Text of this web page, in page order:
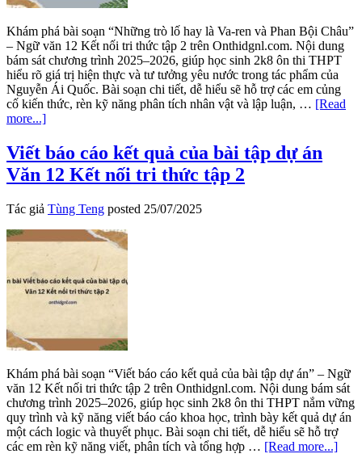
Khám phá bài soạn “Những trò lố hay là Va-ren và Phan Bội Châu”
– Ngữ văn 12 Kết nối tri thức tập 2 trên Onthidgnl.com. Nội dung
bám sát chương trình 2025–2026, giúp học sinh 2k8 ôn thi THPT
hiểu rõ giá trị hiện thực và tư tưởng yêu nước trong tác phẩm của
Nguyễn Ái Quốc. Bài soạn chi tiết, dễ hiểu sẽ hỗ trợ các em củng
cố kiến thức, rèn kỹ năng phân tích nhân vật và lập luận, … [Read
more...]about
bài
Những
trò
hay
là
Va-
Phan
Bội
Châu
12
KNTT
2
Viết báo cáo kết quả của bài tập dự án
Văn 12 Kết nối tri thức tập 2
Tác giả Tùng Teng posted 25/07/2025
Khám phá bài soạn “Viết báo cáo kết quả của bài tập dự án” – Ngữ
văn 12 Kết nối tri thức tập 2 trên Onthidgnl.com. Nội dung bám sát
chương trình 2025–2026, giúp học sinh 2k8 ôn thi THPT nắm vững
quy trình và kỹ năng viết báo cáo khoa học, trình bày kết quả dự án
một cách logic và thuyết phục. Bài soạn chi tiết, dễ hiểu sẽ hỗ trợ
các em rèn kỹ năng viết, phân tích và tổng hợp … [Read more...]